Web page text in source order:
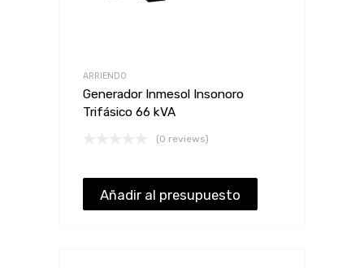
ARRIENDO
Generador Inmesol Insonoro
Trifásico 66 kVA
(0 reviews)
Añadir al presupuesto